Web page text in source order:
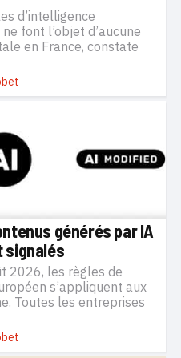
d’intelligence
font l’objet d’aucune
en France, constate
générés par IA
signalés
2026, les règles de
s’appliquent aux
Toutes les entreprises